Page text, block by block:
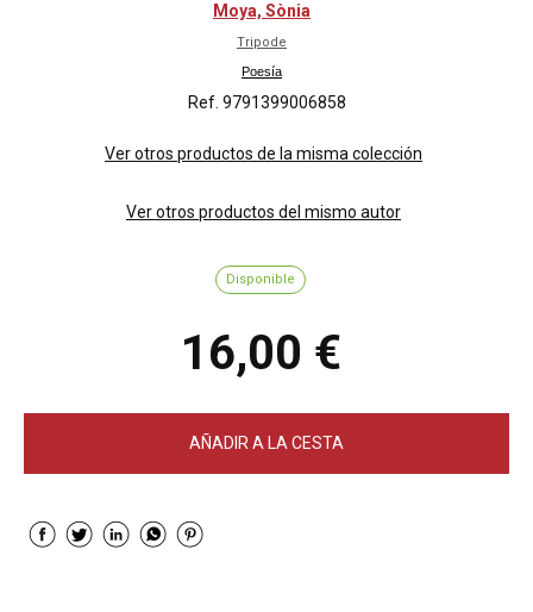
Moya, Sònia
Tripode
Poesía
Ref. 9791399006858
Ver otros productos de la misma colección
Ver otros productos del mismo autor
Disponible
16,00 €
AÑADIR A LA CESTA